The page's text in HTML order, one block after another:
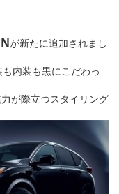
が新たに追加されまし
内装も黒にこだわっ
が際立つスタイリング